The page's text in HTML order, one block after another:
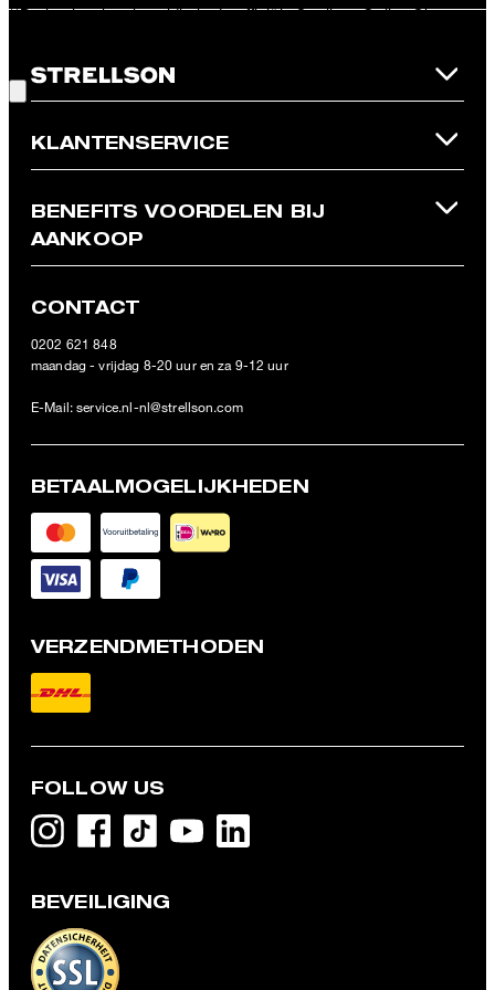
€ 79,95
**De kortingsbon is geldig in de officiële Strellson Online Shop en
aankoop kan slechts één kortingsbon worden ingewisseld. Deze
kortingsbon kan niet worden omgezet in contant geld. Bij
terugbetaald en vervalt deze. Onze Algemene Voorwaarden voor
KLANTENSERVICE
BENEFITS VOORDELEN BIJ
AANKOOP
CONTACT
0202 621 848
maandag - vrijdag 8-20 uur en za 9-12 uur
E-Mail:service.nl-nl@strellson.com
BETAALMOGELIJKHEDEN
VERZENDMETHODEN
FOLLOW US
BEVEILIGING